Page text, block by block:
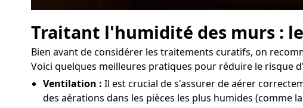
Traitant l'humidité des murs :
Bien avant de considérer les traitements curatifs, on
Voici quelques meilleures pratiques pour réduire le risque
Ventilation : Il est crucial de s'assurer de aérer
des aérations dans les pièces les plus humides (comme